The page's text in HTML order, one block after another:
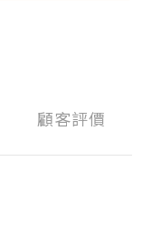
顧客評價